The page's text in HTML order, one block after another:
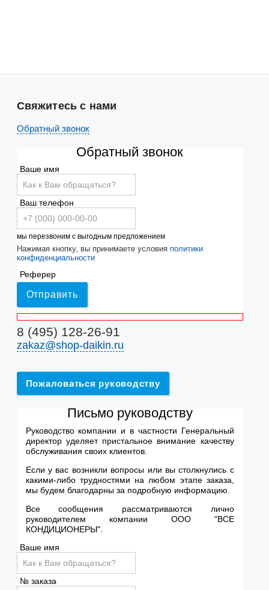
Свяжитесь с нами
Обратный звонок
Обратный звонок
Ваше имя
Ваш телефон
мы перезвоним с выгодным предложением
Нажимая кнопку, вы принимаете условия политики
конфиденциальности
Реферер
Отправить
8 (495) 128-26-91
zakaz@shop-daikin.ru
Пожаловаться руководству
Письмо руководству
Руководство компании и в частности Генеральный
директор уделяет пристальное внимание качеству
обслуживания своих клиентов.
Если у вас возникли вопросы или вы столкнулись с
какими-либо трудностями на любом этапе заказа,
мы будем благодарны за подробную информацию.
Все сообщения рассматриваются лично
руководителем компании ООО "ВСЕ
КОНДИЦИОНЕРЫ".
Ваше имя
№ заказа